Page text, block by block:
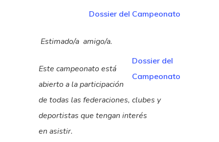
Dossier del Campeonato
Dossier del
Campeonato
Estimado/a amigo/a.
Este campeonato está
abierto a la participación
de todas las federaciones, clubes y
deportistas que tengan interés
en asistir.